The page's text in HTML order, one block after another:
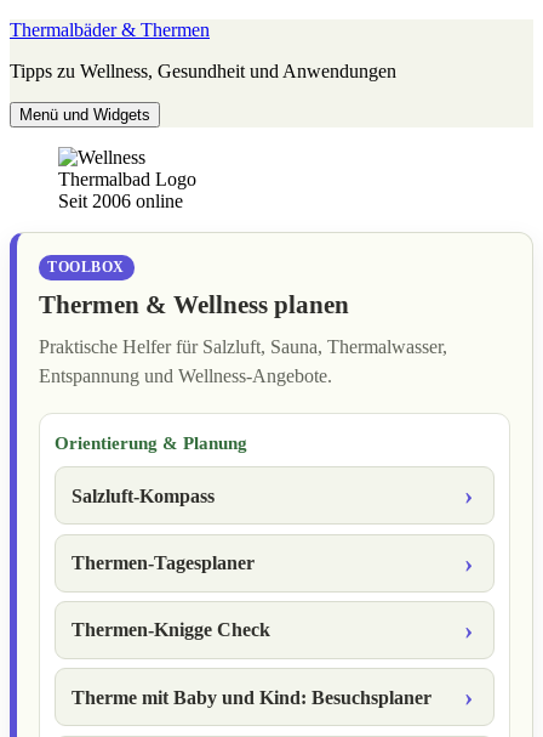
Zum
springen
Thermalbäder & Thermen
Tipps zu Wellness, Gesundheit und Anwendungen
Menü und Widgets
Seit 2006 online
TOOLBOX
Thermen & Wellness planen
Praktische Helfer für Salzluft, Sauna, Thermalwasser,
Entspannung und Wellness-Angebote.
Orientierung & Planung
Salzluft-Kompass
Thermen-Tagesplaner
Thermen-Knigge Check
Therme mit Baby und Kind: Besuchsplaner